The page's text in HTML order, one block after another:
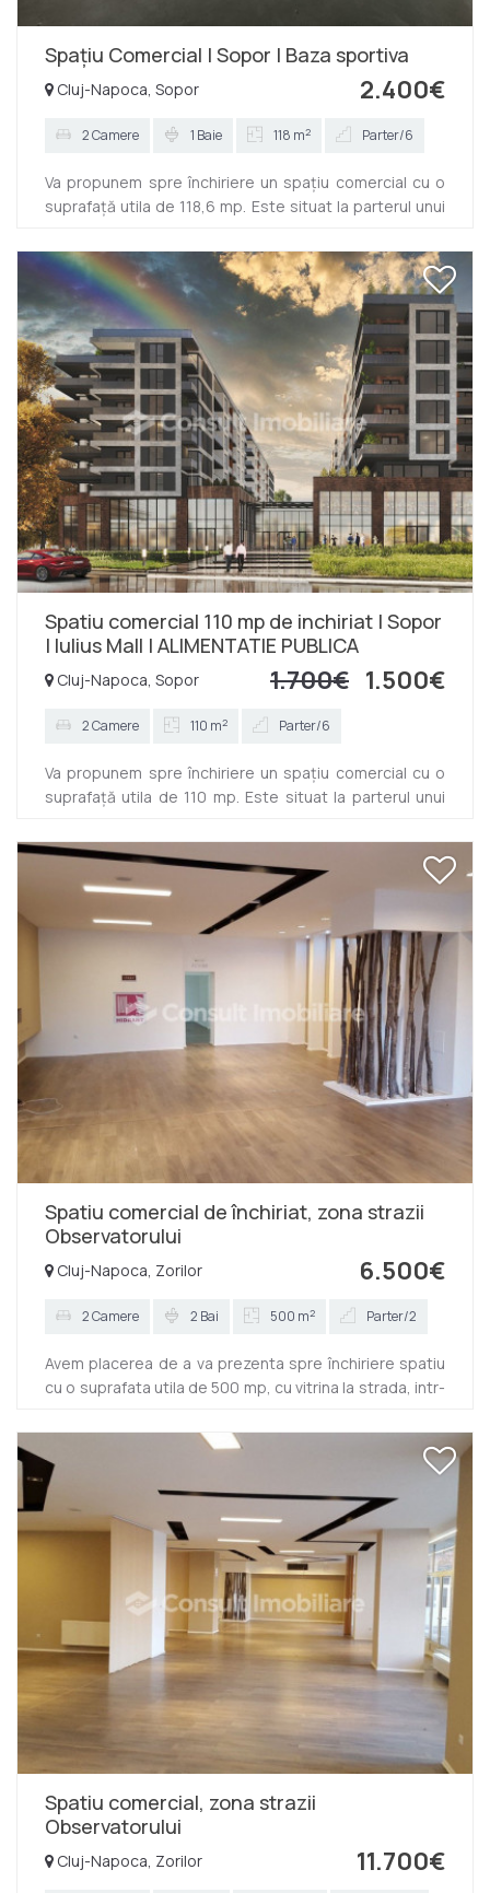
Spațiu Comercial | Sopor | Baza sportiva
2.400€
Cluj-Napoca, Sopor
2 Camere 1 Baie 118 m2 Parter/6
Va propunem spre închiriere un spațiu comercial cu o
suprafață utila de 118,6 mp. Este situat la parterul unui
Beneficiază de 2 intrai si vitrina generoasă. Se afla pe
str Soporului, in lateralul Bazei sportive Gheorgheni.
Este dsponibil imediat si se oferă spre închiriere
semifinisat. Contactați-ne chiar acum pentru alte
detalii. ID: P13447
Spatiu comercial 110 mp de inchiriat | Sopor
| Iulius Mall | ALIMENTATIE PUBLICA
1.500€
1.700€
Cluj-Napoca, Sopor
2 Camere 110 m2 Parter/6
Va propunem spre închiriere un spațiu comercial cu o
suprafață utila de 110 mp. Este situat la parterul unui
pe str Soporului, in lateralul Bazei sportive Gheorgheni.
Disponibil imediat. Contactați-ne chiar acum pentru
alte detalii. ID: P11199
Spatiu comercial de închiriat, zona strazii
Observatorului
6.500€
Cluj-Napoca, Zorilor
2 Camere 2 Bai 500 m2 Parter/2
Avem placerea de a va prezenta spre închiriere spatiu
cu o suprafata utila de 500 mp, cu vitrina la strada, intr-
unui imobil dispus P+1E si este finisat modern: pereti cu
vopsea lavabila, pardoseaua cu parchet laminat,
grupurile sanitare cu gresie si faianta moderna.
Datotita pozitionarii, intr-o zona foarte usor accesibila
si cu vad pietonal foarte bun, se preteaza pentru orice
fel de activitate comerciala sau pentru birouri. C...
Spatiu comercial, zona strazii
Observatorului
11.700€
Cluj-Napoca, Zorilor